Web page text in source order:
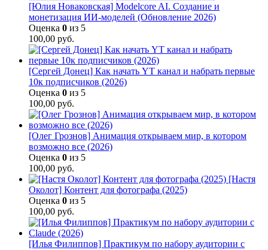
[Юлия Новаковская] Modelcore AI. Создание и
монетизация ИИ-моделей (Обновление 2026)
Оценка 0 из 5
100,00 руб.
[Сергей Донец] Как начать YT канал и набрать первые
10к подписчиков (2026)
Оценка 0 из 5
100,00 руб.
[Олег Грознов] Анимация открываем мир, в котором
возможно все (2026)
Оценка 0 из 5
100,00 руб.
[Настя
Околот] Контент для фотографа (2025)
Оценка 0 из 5
100,00 руб.
[Илья Филиппов] Практикум по набору аудитории с